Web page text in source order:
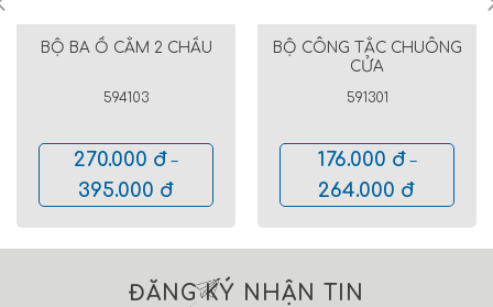
BỘ BA Ổ CẮM 2 CHẤU
594103
270.000 đ –
395.000 đ
BỘ CÔNG TẮC CHUÔNG
CỬA
591301
176.000 đ –
264.000 đ
ĐĂNG KÝ NHẬN TIN